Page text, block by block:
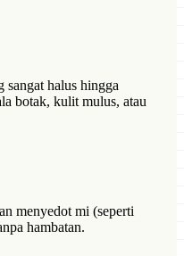
halus hingga
botak, kulit mulus, atau
menyedot mi (seperti
hambatan.